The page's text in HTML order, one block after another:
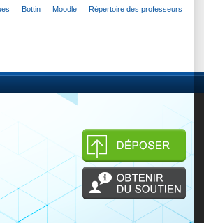
Bottin Moodle Répertoire des professeurs